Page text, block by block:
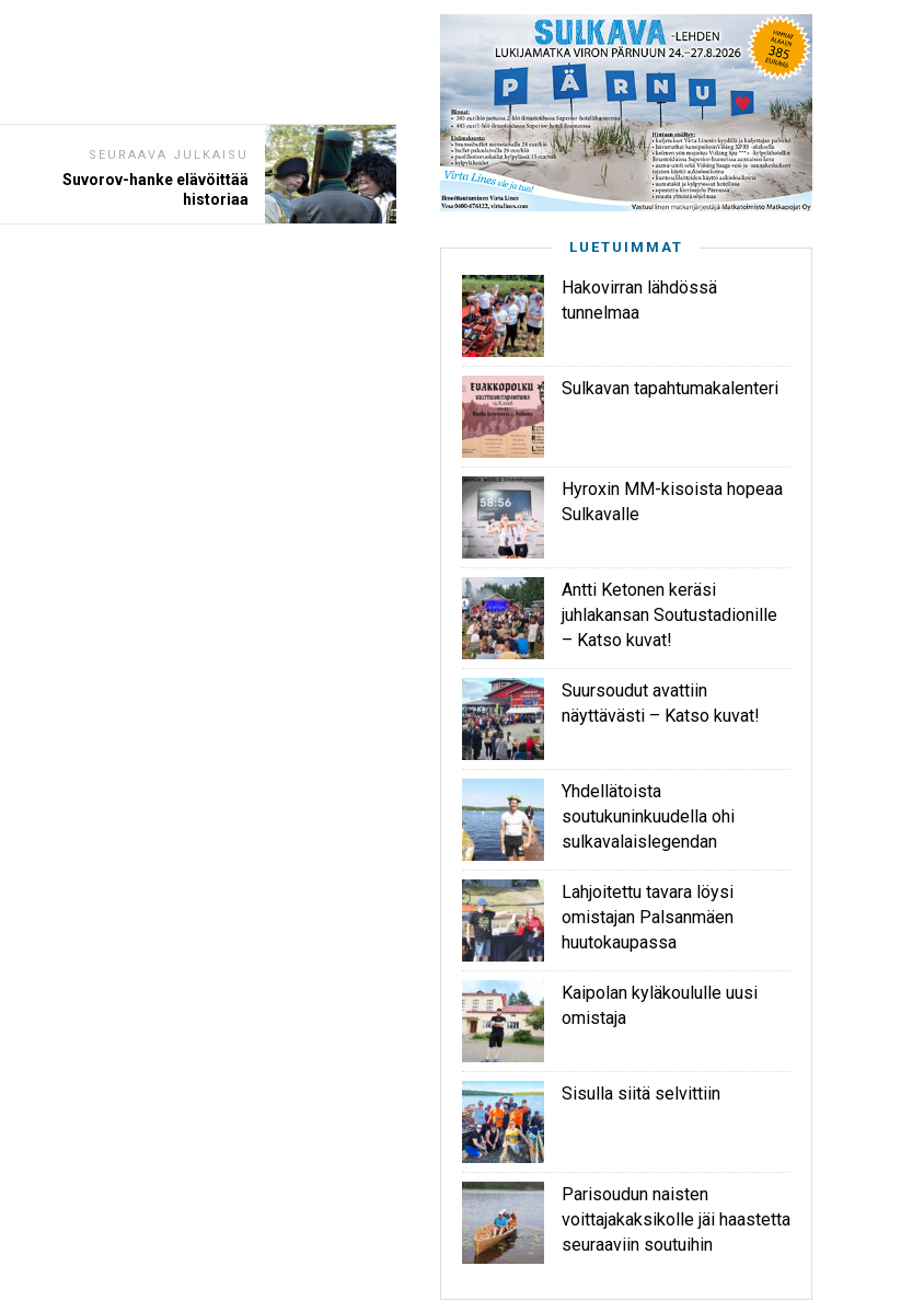
SEURAAVA JULKAISU
Suvorov-hanke elävöittää
historiaa
LUETUIMMAT
Hakovirran lähdössä
tunnelmaa
Sulkavan tapahtumakalenteri
Hyroxin MM-kisoista hopeaa
Sulkavalle
Antti Ketonen keräsi
juhlakansan Soutustadionille
– Katso kuvat!
Suursoudut avattiin
näyttävästi – Katso kuvat!
Yhdellätoista
soutukuninkuudella ohi
sulkavalaislegendan
Lahjoitettu tavara löysi
omistajan Palsanmäen
huutokaupassa
Kaipolan kyläkoululle uusi
omistaja
Sisulla siitä selvittiin
Parisoudun naisten
voittajakaksikolle jäi haastetta
seuraaviin soutuihin